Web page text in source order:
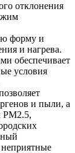
отклонения
форму и
и нагрева.
обеспечивает
условия
и пыли, а
PM2.5,